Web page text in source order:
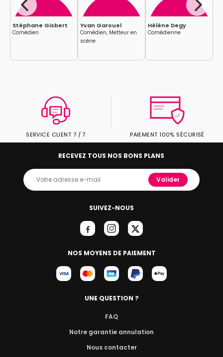
Stéphane Gisbert
Comédien
Yvan Garouel
Comédien, Metteur en
scène
Hélène Degy
Comédienne
SERVICE CLIENT 7 / 7 PAIEMENT 100% SÉCURISÉ
SUIVEZ-NOUS
NOS MOYENS DE PAIEMENT
RECEVEZ TOUS NOS BONS PLANS
Valider
UNE QUESTION ?
FAQ
Notre garantie annulation
Nous contacter